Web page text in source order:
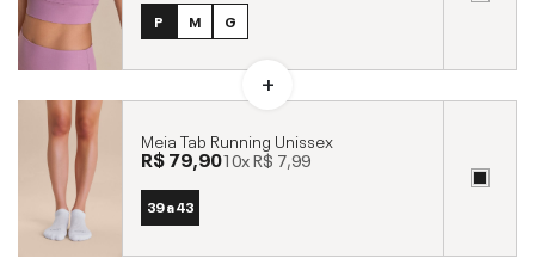
P M G
Meia Tab Running Unissex
R$ 79,9010xR$ 7,99
39 a 43